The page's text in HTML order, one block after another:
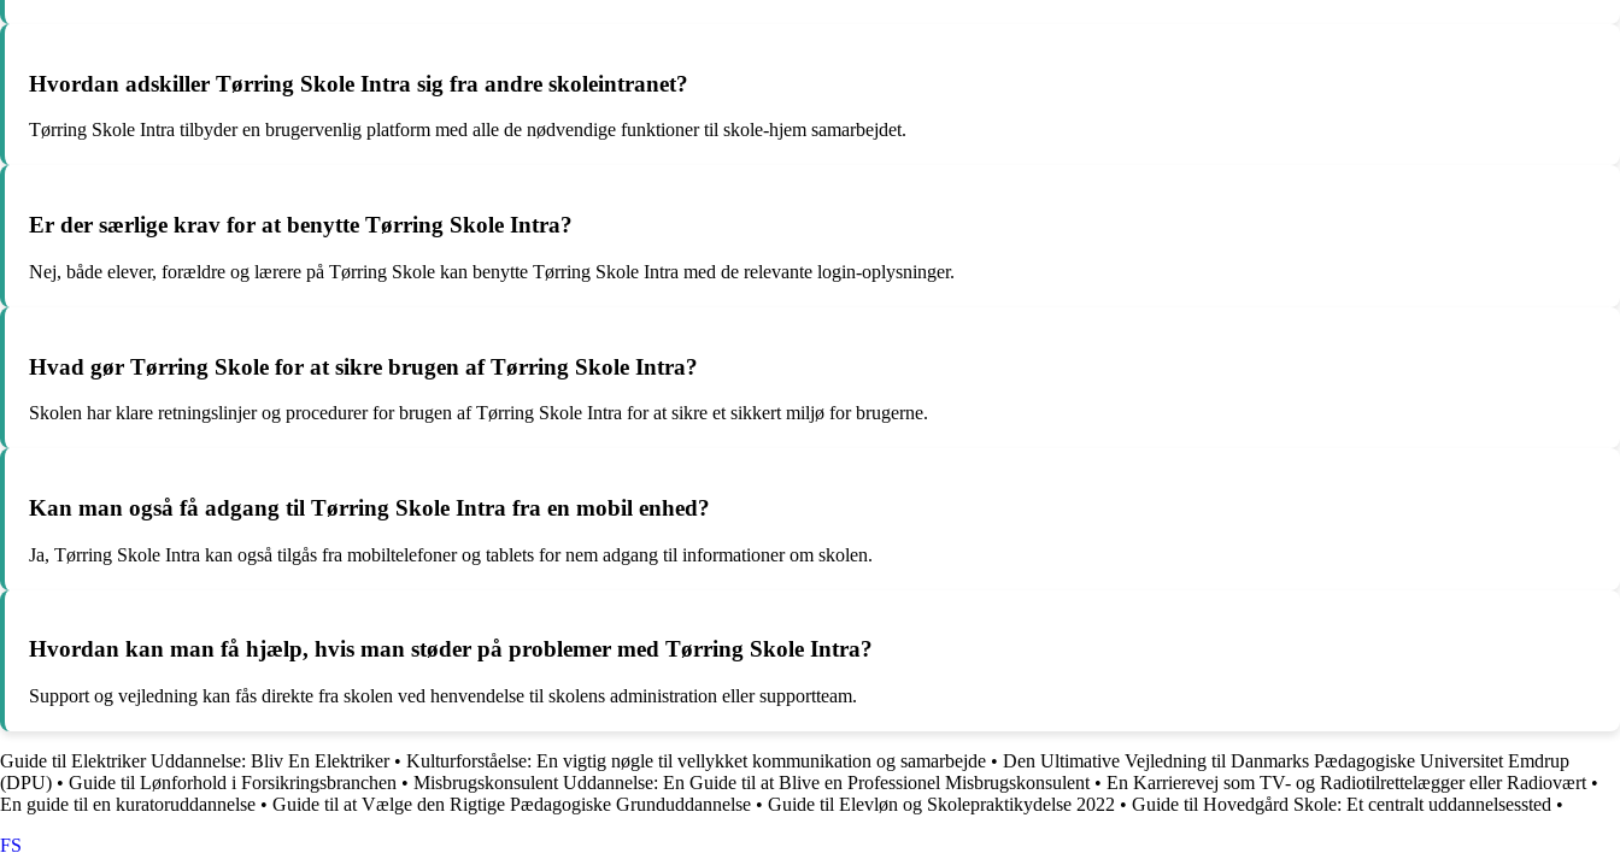
Hvordan adskiller Tørring Skole Intra sig fra andre skoleintranet?
Tørring Skole Intra tilbyder en brugervenlig platform med alle de nødvendige funktioner til skole-hjem samarbejdet.
Er der særlige krav for at benytte Tørring Skole Intra?
Nej, både elever, forældre og lærere på Tørring Skole kan benytte Tørring Skole Intra med de relevante login-oplysninger.
Hvad gør Tørring Skole for at sikre brugen af Tørring Skole Intra?
Skolen har klare retningslinjer og procedurer for brugen af Tørring Skole Intra for at sikre et sikkert miljø for brugerne.
Kan man også få adgang til Tørring Skole Intra fra en mobil enhed?
Ja, Tørring Skole Intra kan også tilgås fra mobiltelefoner og tablets for nem adgang til informationer om skolen.
Hvordan kan man få hjælp, hvis man støder på problemer med Tørring Skole Intra?
Support og vejledning kan fås direkte fra skolen ved henvendelse til skolens administration eller supportteam.
Guide til Elektriker Uddannelse: Bliv En Elektriker• Kulturforståelse: En vigtig nøgle til vellykket kommunikation og samarbejde • Den Ultimative Vejledning til Danmarks Pædagogiske Universitet Emdrup
(DPU) • Guide til Lønforhold i Forsikringsbranchen • Misbrugskonsulent Uddannelse: En Guide til at Blive en Professionel Misbrugskonsulent • En Karrierevej som TV- og Radiotilrettelægger eller Radiovært •
En guide til en kuratoruddannelse • Guide til at Vælge den Rigtige Pædagogiske Grunduddannelse • Guide til Elevløn og Skolepraktikydelse 2022 • Guide til Hovedgård Skole: Et centralt uddannelsessted •
FS